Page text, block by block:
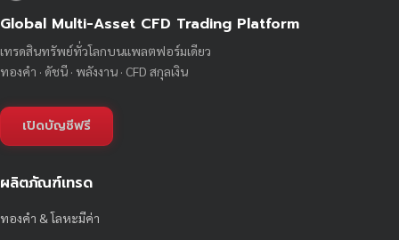
Global Multi-Asset CFD Trading Platform
เทรดสินทรัพย์ทั่วโลกบนแพลตฟอร์มเดียว
ทองคำ · ดัชนี · พลังงาน · CFD สกุลเงิน
เปิดบัญชีฟรี
ผลิตภัณฑ์เทรด
ทองคำ & โลหะมีค่า